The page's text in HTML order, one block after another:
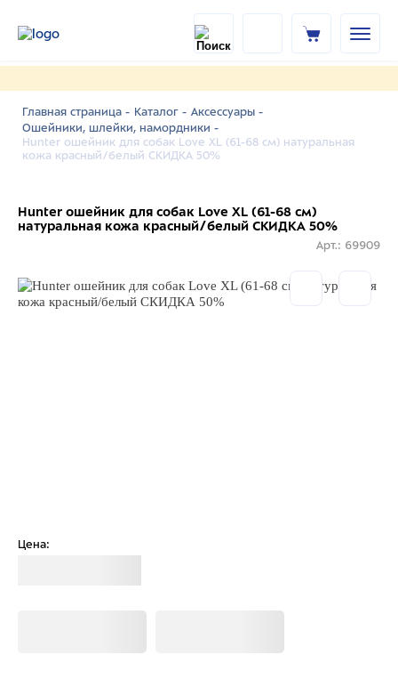
Главная страница - Каталог - Аксессуары -
Ошейники, шлейки, намордники -
Hunter ошейник для собак Love XL (61-68 см) натуральная
кожа красный/белый СКИДКА 50%
Hunter ошейник для собак Love XL (61-68 см)
натуральная кожа красный/белый СКИДКА 50%
Арт.: 69909
Цена: